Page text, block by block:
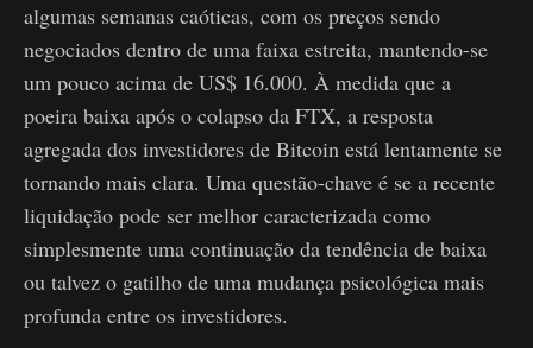
algumas semanas caóticas, com os preços sendo
negociados dentro de uma faixa estreita, mantendo-se
um pouco acima de US$ 16.000. À medida que a
poeira baixa após o colapso da FTX, a resposta
agregada dos investidores de Bitcoin está lentamente se
tornando mais clara. Uma questão-chave é se a recente
liquidação pode ser melhor caracterizada como
simplesmente uma continuação da tendência de baixa
ou talvez o gatilho de uma mudança psicológica mais
profunda entre os investidores.